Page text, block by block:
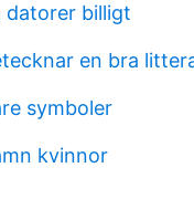
datorer billigt
en bra
symboler
kvinnor